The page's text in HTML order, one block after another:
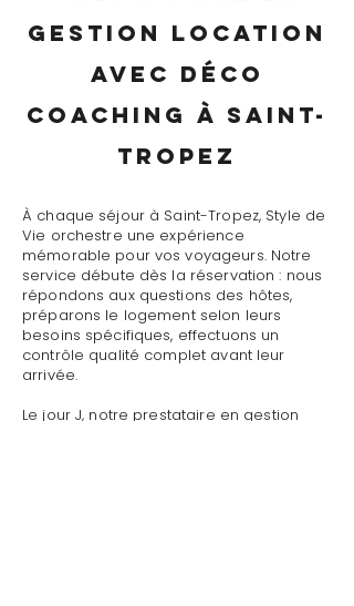
gestion location
avec déco
coaching à Saint-
Tropez
À chaque séjour à Saint-Tropez, Style de
Vie orchestre une expérience
mémorable pour vos voyageurs. Notre
service débute dès la réservation : nous
répondons aux questions des hôtes,
préparons le logement selon leurs
besoins spécifiques, effectuons un
contrôle qualité complet avant leur
arrivée.
Le jour J, notre prestataire en gestion